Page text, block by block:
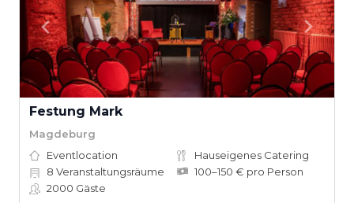
Festung Mark
Magdeburg
Eventlocation
Hauseigenes Catering
8 Veranstaltungsräume
100–150 € pro Person
2000 Gäste